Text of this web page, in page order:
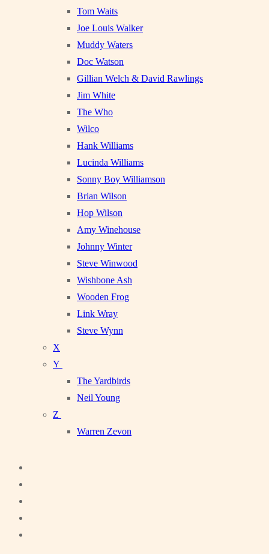
Tom Waits
Joe Louis Walker
Muddy Waters
Doc Watson
Gillian Welch & David Rawlings
Jim White
The Who
Wilco
Hank Williams
Lucinda Williams
Sonny Boy Williamson
Brian Wilson
Hop Wilson
Amy Winehouse
Johnny Winter
Steve Winwood
Wishbone Ash
Wooden Frog
Link Wray
Steve Wynn
X
Y
The Yardbirds
Neil Young
Z
Warren Zevon